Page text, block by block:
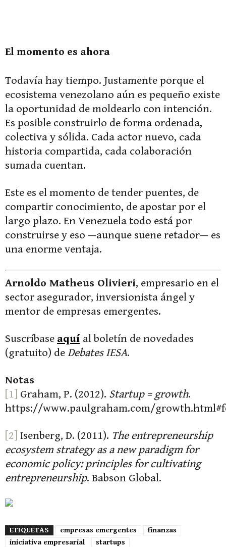
El momento es ahora
Todavía hay tiempo. Justamente porque el
ecosistema venezolano aún es pequeño existe
la oportunidad de moldearlo con intención.
Es posible construirlo de forma ordenada,
colectiva y sólida. Cada actor nuevo, cada
historia compartida, cada colaboración
sumada cuentan.
Este es el momento de tender puentes, de
compartir conocimiento, de apostar por el
largo plazo. En Venezuela todo está por
construirse y eso —aunque suene retador— es
una enorme ventaja.
Arnoldo Matheus Olivieri, empresario en el
sector asegurador, inversionista ángel y
mentor de empresas emergentes.
Suscríbase aquí al boletín de novedades
(gratuito) de Debates IESA.
Notas
[1] Graham, P. (2012). Startup = growth.
https://www.paulgraham.com/
[2] Isenberg, D. (2011). The entrepreneurship
ecosystem strategy as a new paradigm for
economic policy: principles for cultivating
entrepreneurship. Babson Global.
ETIQUETAS empresas emergentes
finanzas
iniciativa empresarial
startups